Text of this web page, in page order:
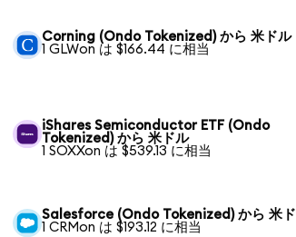
Corning (Ondo Tokenized) から 米ドル
1 GLWon は $166.44 に相当
iShares Semiconductor ETF (Ondo
Tokenized) から 米ドル
1 SOXXon は $539.13 に相当
Salesforce (Ondo Tokenized) から 米
1 CRMon は $193.12 に相当